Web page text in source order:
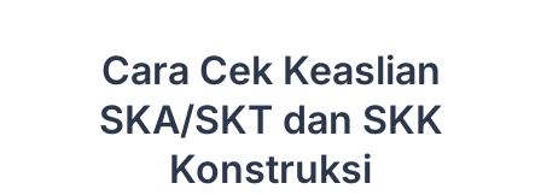
Cara Cek Keaslian
SKA/SKT dan SKK
Konstruksi